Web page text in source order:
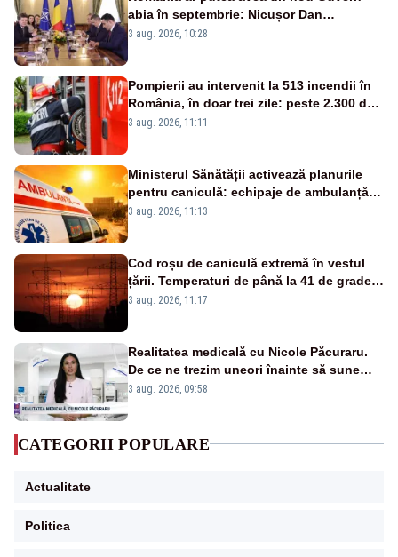
abia în septembrie: Nicușor Dan
pregătește noi consultări cu partidele
3 aug. 2026, 10:28
Pompierii au intervenit la 513 incendii în
România, în doar trei zile: peste 2.300 de
hectare de teren au fost afectate
3 aug. 2026, 11:11
Ministerul Sănătății activează planurile
pentru caniculă: echipaje de ambulanță
suplimentate, stocuri de medicamente
3 aug. 2026, 11:13
Cod roșu de caniculă extremă în vestul
țării. Temperaturi de până la 41 de grade
până miercuri
3 aug. 2026, 11:17
Realitatea medicală cu Nicole Păcuraru.
De ce ne trezim uneori înainte să sune
alarma?
3 aug. 2026, 09:58
CATEGORII POPULARE
Actualitate
Politica